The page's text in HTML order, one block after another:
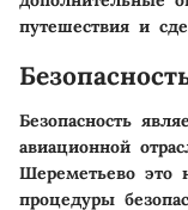
путешествия и
Безопасность
авиационной
Шереметьево это
процедуры